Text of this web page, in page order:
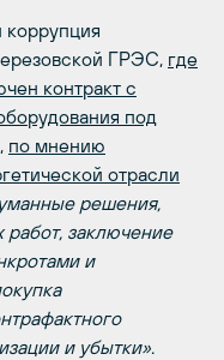
коррупция
ГРЭС, где
контракт с
под
по мнению
отрасли
решения,
заключение
и
и убытки».